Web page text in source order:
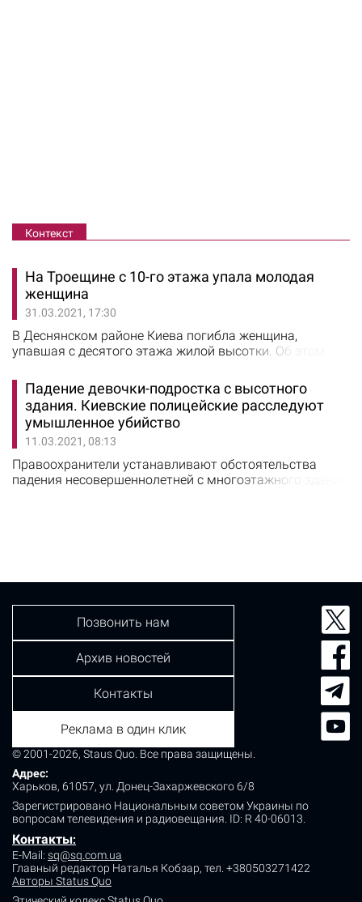
Контекст
На Троещине с 10-го этажа упала молодая
женщина
31.03.2021, 17:30
В Деснянском районе Киева погибла женщина,
упавшая с десятого этажа жилой высотки. Об этом
31 марта в доме на улице Лисковской, 28-А. Погибшей
на вид около 30-ти лет. Прибывшие на место
происшествия врачи констатировали гибель
пострадавшей. Подобный инцидент по этому же адресу
произошел четыре дня назад. Из окна также выпала…
Падение девочки-подростка с высотного
здания. Киевские полицейские расследуют
умышленное убийство
11.03.2021, 08:13
Правоохранители устанавливают обстоятельства
падения несовершеннолетней с многоэтажного здания
установили, что…
© 2001-2026, Staus Quo. Все права защищены.
Адрес:
Харьков, 61057, ул. Донец-Захаржевского 6/8
Зарегистрировано Национальным советом Украины по
вопросам телевидения и радиовещания. ID: R 40-06013.
Контакты:
E-Mail: sq@sq.com.ua
Главный редактор Наталья Кобзар, тел. +380503271422
Авторы Status Quo
Позвонить нам
Архив новостей
Контакты
Реклама в один клик